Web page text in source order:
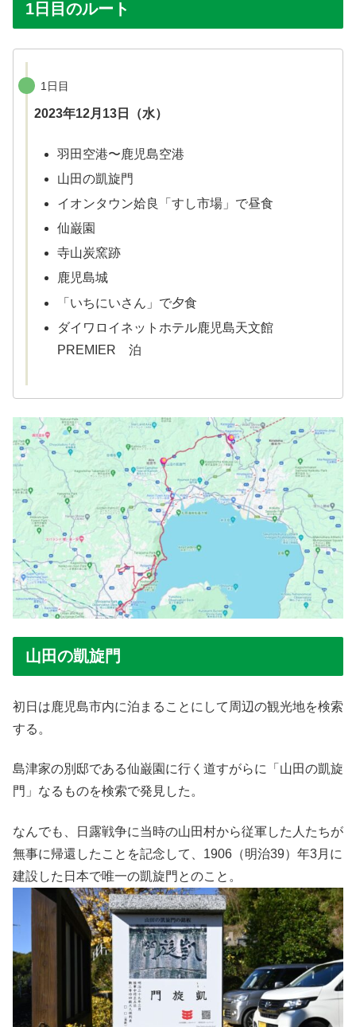
1日目のルート
1日目
2023年12月13日（水）
羽田空港〜鹿児島空港
山田の凱旋門
イオンタウン姶良「すし市場」で昼食
仙巌園
寺山炭窯跡
鹿児島城
「いちにいさん」で夕食
ダイワロイネットホテル鹿児島天文館
PREMIER 泊
山田の凱旋門
初日は鹿児島市内に泊まることにして周辺の観光地を検索
する。
島津家の別邸である仙巌園に行く道すがらに「山田の凱旋
門」なるものを検索で発見した。
なんでも、日露戦争に当時の山田村から従軍した人たちが
無事に帰還したことを記念して、1906（明治39）年3月に
建設した日本で唯一の凱旋門とのこと。